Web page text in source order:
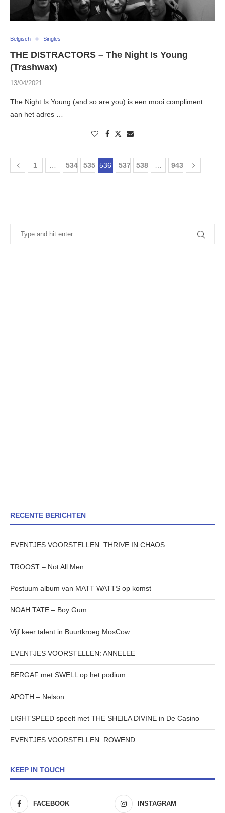
Belgisch Singles
THE DISTRACTORS – The Night Is Young
(Trashwax)
13/04/2021
The Night Is Young (and so are you) is een mooi compliment
aan het adres …
1 … 534 535 536 537 538 … 943
RECENTE BERICHTEN
EVENTJES VOORSTELLEN: THRIVE IN CHAOS
TROOST – Not All Men
Postuum album van MATT WATTS op komst
NOAH TATE – Boy Gum
Vijf keer talent in Buurtkroeg MosCow
EVENTJES VOORSTELLEN: ANNELEE
BERGAF met SWELL op het podium
APOTH – Nelson
LIGHTSPEED speelt met THE SHEILA DIVINE in De Casino
EVENTJES VOORSTELLEN: ROWEND
KEEP IN TOUCH
FACEBOOK INSTAGRAM